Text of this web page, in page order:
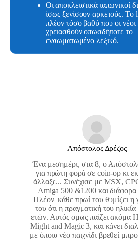
Οι αποκλειστικά ιαπωνικοί
ίσως ξενίσουν αρκετούς. Το
πλέον τόσο βαθύ που οι νέοι
χρειασθούν οπωσδήποτε το
ενσωματωμένο λεξικό.
Απόστολος Δρέζος
Ένα μεσημέρι, στα 8, ο
για πρώτη φορά σε coin-op κι
άλλαξε... Συνέχισε με MSX,
Amiga 500 &1200 και διάφορα
Πλέον, κάθε πρωί του θυμίζει η
του ότι η πραγματική του ηλικία
ετών. Αυτός ομως παίζει ακόμα
Might and Magic 3, και κάνει
με όποιο νέο παιχνίδι βρεθεί